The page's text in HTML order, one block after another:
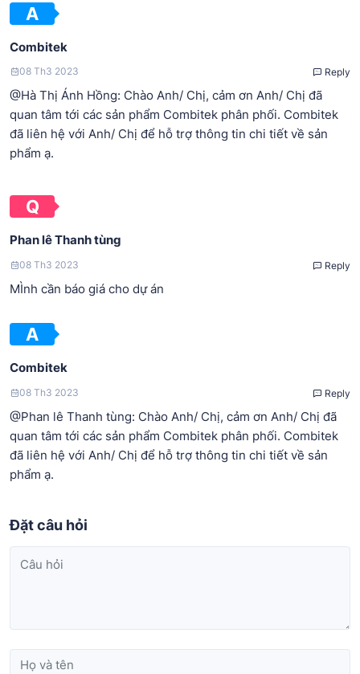
Combitek
Reply
08 Th3 2023
@Hà Thị Ánh Hồng: Chào Anh/ Chị, cảm ơn Anh/ Chị đã
quan tâm tới các sản phẩm Combitek phân phối. Combitek
đã liên hệ với Anh/ Chị để hỗ trợ thông tin chi tiết về sản
phẩm ạ.
Phan lê Thanh tùng
Reply
08 Th3 2023
MÌnh cần báo giá cho dự án
Combitek
Reply
08 Th3 2023
@Phan lê Thanh tùng: Chào Anh/ Chị, cảm ơn Anh/ Chị đã
quan tâm tới các sản phẩm Combitek phân phối. Combitek
đã liên hệ với Anh/ Chị để hỗ trợ thông tin chi tiết về sản
phẩm ạ.
Đặt câu hỏi